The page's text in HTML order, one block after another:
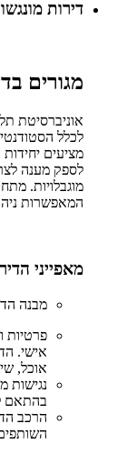
דירות
מגורים
אוניברסיטת
לכלל
מציעים
לספק מענה
מוגבלויות.
המאפשרות
מאפייני
מבנה
פרטיות
אישי.
אוכל,
נגישות
בהתאם
הרכב